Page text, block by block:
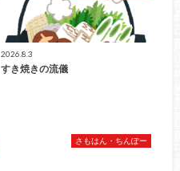
2026.8.3
すき焼きの流儀
さもはん・ちんぽー